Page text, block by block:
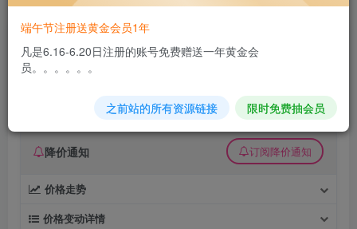
纯手工魂斗罗游戏js源码学习参考
久丫丫
0 8 0
降价通知 订阅降价通知
价格走势
价格变动详情
端午节注册送黄金会员1年
凡是6.16-6.20日注册的账号免费赠送一年黄金会
员。。。。。。
之前站的所有资源链接 限时免费抽会员